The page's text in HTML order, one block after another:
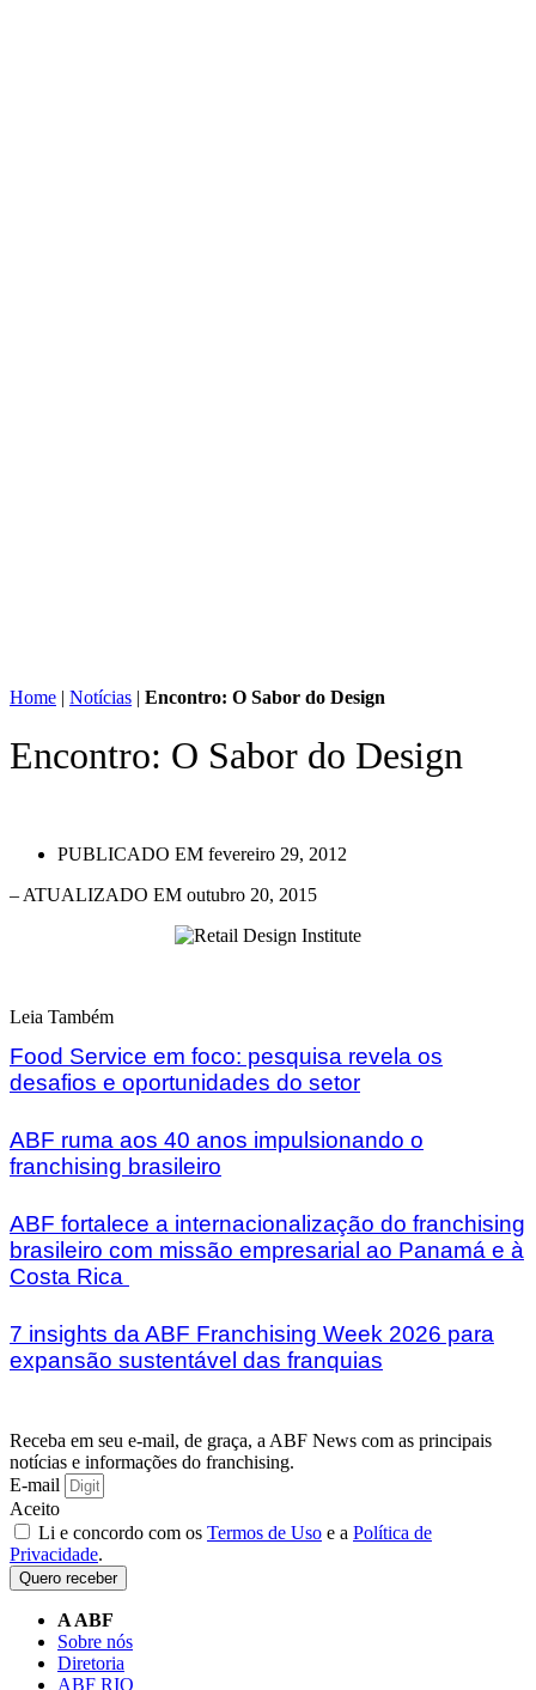
Home | Notícias | Encontro: O Sabor do Design
Encontro: O Sabor do Design
PUBLICADO EM fevereiro 29, 2012
– ATUALIZADO EM outubro 20, 2015
Leia Também
Food Service em foco: pesquisa revela os
desafios e oportunidades do setor
ABF ruma aos 40 anos impulsionando o
franchising brasileiro
ABF fortalece a internacionalização do franchising
brasileiro com missão empresarial ao Panamá e à
Costa Rica
7 insights da ABF Franchising Week 2026 para
expansão sustentável das franquias
Receba em seu e-mail, de graça, a ABF News com as principais
notícias e informações do franchising.
E-mail
Aceito
Li e concordo com os Termos de Uso e a Política de
Privacidade.
Quero receber
A ABF
Sobre nós
Diretoria
ABF RIO